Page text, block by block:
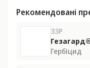
Рекомендовані
ЗЗР
Гербіцид